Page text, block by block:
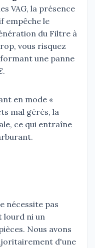
VAG, la présence
empêche le
du Filtre à
vous risquez
une panne
en mode «
mal gérés, la
ce qui entraîne
nécessite pas
lourd ni un
Nous avons
d'une